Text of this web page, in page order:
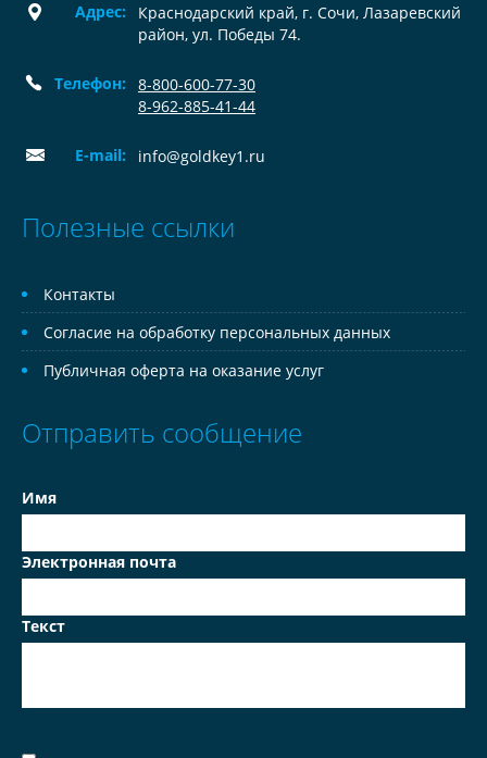
Адрес:
Краснодарский край, г. Сочи, Лазаревский
район, ул. Победы 74.
Телефон:
8-800-600-77-30
8-962-885-41-44
E-mail: info@goldkey1.ru
Полезные ссылки
Контакты
Согласие на обработку персональных данных
Публичная оферта на оказание услуг
Отправить сообщение
Имя
Электронная почта
Текст